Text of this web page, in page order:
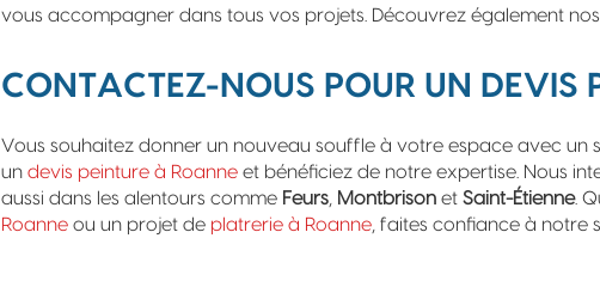
vous accompagner dans tous vos projets. Découvrez également
CONTACTEZ-NOUS POUR UN DEVIS
Vous souhaitez donner un nouveau souffle à votre espace avec un
un devis peinture à Roanne et bénéficiez de notre expertise. Nous
aussi dans les alentours comme Feurs Montbrison et Saint-Étienne.
Roanne ou un projet de platrerie à Roanne , faites confiance à notre